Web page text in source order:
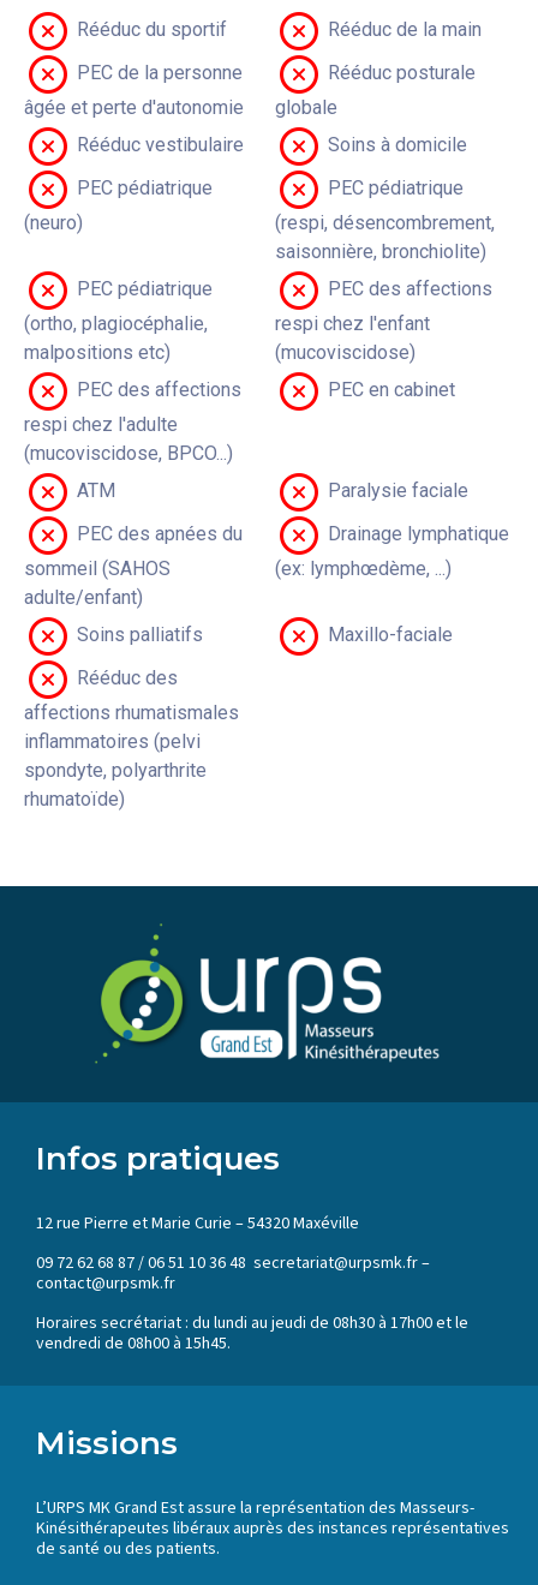
Rééduc du sportif
Rééduc de la main
PEC de la personne
âgée et perte d'autonomie
Rééduc posturale
globale
Rééduc vestibulaire
Soins à domicile
PEC pédiatrique
(neuro)
PEC pédiatrique
(respi, désencombrement,
saisonnière, bronchiolite)
PEC pédiatrique
(ortho, plagiocéphalie,
malpositions etc)
PEC des affections
respi chez l'enfant
(mucoviscidose)
PEC des affections
respi chez l'adulte
(mucoviscidose, BPCO...)
PEC en cabinet
ATM
Paralysie faciale
PEC des apnées du
sommeil (SAHOS
adulte/enfant)
Drainage lymphatique
(ex: lymphœdème, ...)
Soins palliatifs
Maxillo-faciale
Rééduc des
affections rhumatismales
inflammatoires (pelvi
spondyte, polyarthrite
rhumatoïde)
Infos pratiques
12 rue Pierre et Marie Curie – 54320 Maxéville
09 72 62 68 87 / 06 51 10 36 48 secretariat@urpsmk.fr –
contact@urpsmk.fr
Horaires secrétariat : du lundi au jeudi de 08h30 à 17h00 et le
vendredi de 08h00 à 15h45.
Missions
L’URPS MK Grand Est assure la représentation des Masseurs-
Kinésithérapeutes libéraux auprès des instances représentatives
de santé ou des patients.